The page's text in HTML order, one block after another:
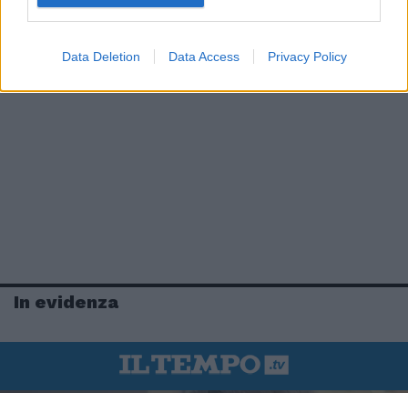
Data Deletion Data Access Privacy Policy
In evidenza